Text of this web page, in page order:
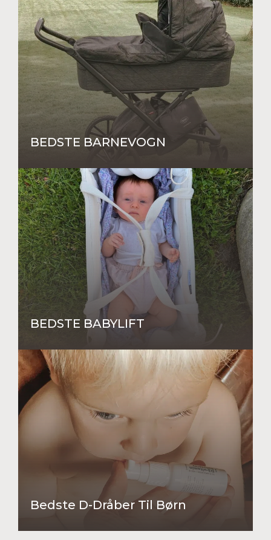
BEDSTE BARNEVOGN
BEDSTE BABYLIFT
Bedste D-Dråber Til Børn